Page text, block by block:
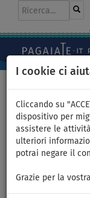
I cookie ci
Cliccando su
dispositivo per
assistere le
ulteriori
potrai negare il
Grazie per la
SUP
SUP
start set